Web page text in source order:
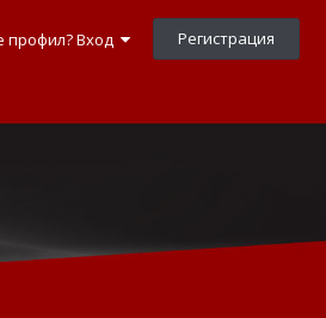
профил? Вход Регистрация